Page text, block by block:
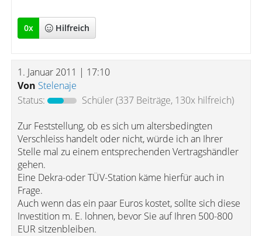
0x Hilfreich
1. Januar 2011 | 17:10
Von Stelenaje
Status:
Schüler(337 Beiträge, 130x hilfreich)
Zur Feststellung, ob es sich um altersbedingten
Verschleiss handelt oder nicht, würde ich an Ihrer
Stelle mal zu einem entsprechenden Vertragshändler
gehen.
Eine Dekra-oder TÜV-Station käme hierfür auch in
Frage.
Auch wenn das ein paar Euros kostet, sollte sich diese
Investition m. E. lohnen, bevor Sie auf Ihren 500-800
EUR sitzenbleiben.